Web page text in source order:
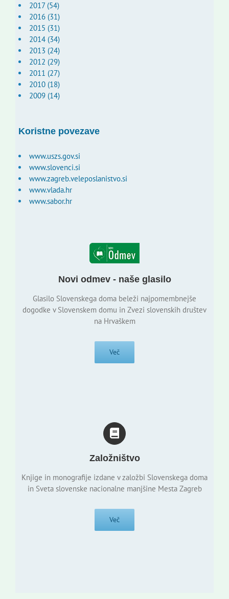
2017 (54)
2016 (31)
2015 (31)
2014 (34)
2013 (24)
2012 (29)
2011 (27)
2010 (18)
2009 (14)
Koristne povezave
www.uszs.gov.si
www.slovenci.si
www.zagreb.veleposlanistvo.si
www.vlada.hr
www.sabor.hr
Novi odmev - naše glasilo
Glasilo Slovenskega doma beleži najpomembnejše
dogodke v Slovenskem domu in Zvezi slovenskih društev
na Hrvaškem
Več
Založništvo
Knjige in monografije izdane v založbi Slovenskega doma
in Sveta slovenske nacionalne manjšine Mesta Zagreb
Več